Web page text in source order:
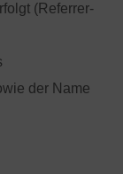
(Referrer-
der Name